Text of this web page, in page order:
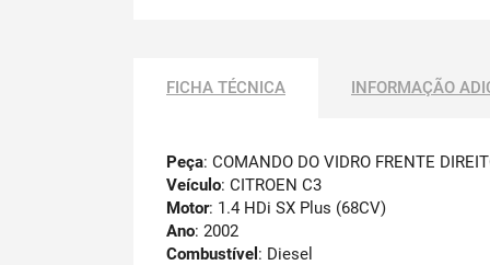
FICHA TÉCNICA INFORMAÇÃO
Peça: COMANDO DO VIDRO FRENTE
Veículo: CITROEN C3
Motor: 1.4 HDi SX Plus (68CV)
Ano: 2002
Combustível : Diesel